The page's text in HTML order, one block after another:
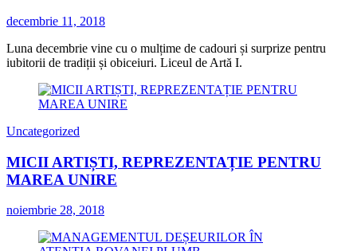
decembrie 11, 2018
Luna decembrie vine cu o mulțime de cadouri și surprize pentru
iubitorii de tradiții și obiceiuri. Liceul de Artă I.
Uncategorized
MICII ARTIȘTI, REPREZENTAȚIE PENTRU
MAREA UNIRE
noiembrie 28, 2018